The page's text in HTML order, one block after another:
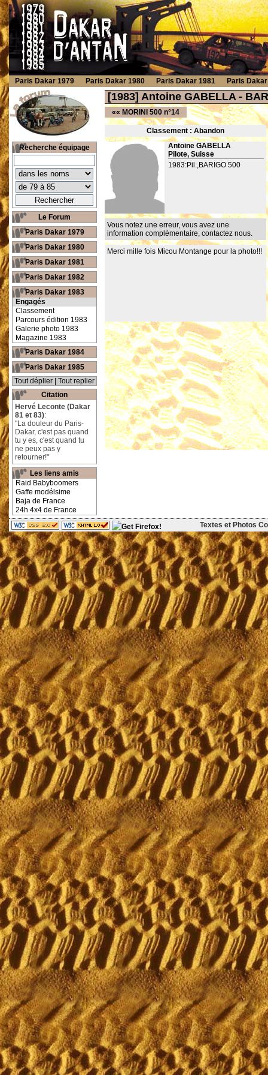
[1983] Antoine GABELLA -
«« MORINI 500 n°14
Classement : Abandon
Antoine GABELLA
Pilote, Suisse
1983:Pil.,BARIGO 500
Vous notez une erreur, vous avez une
information complémentaire, contactez nous.
Merci mille fois Micou Montange pour la photo!!!
Recherche équipage
Le Forum
Paris Dakar 1979
Paris Dakar 1980
Paris Dakar 1981
Paris Dakar 1982
Paris Dakar 1983
Engagés
Classement
Parcours édition 1983
Galerie photo 1983
Magazine 1983
Paris Dakar 1984
Paris Dakar 1985
Tout déplier
Tout replier
Citation
Hervé Leconte (Dakar
81 et 83):
"La douleur du Paris-
Dakar, c'est pas quand
tu y es, c'est quand tu
ne peux pas y
retourner!"
Les liens amis
Raid Babyboomers
Gaffe modélsime
Baja de France
24h 4x4 de France
Paris Dakar 1979 Paris Dakar 1980 Paris Dakar 1981 Paris
Textes et Photos